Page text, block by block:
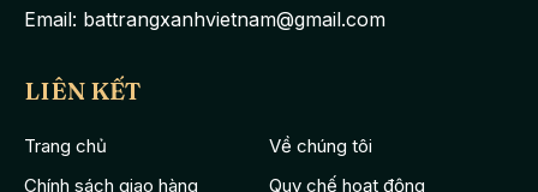
Email: battrangxanhvietnam@gmail.com
LIÊN KẾT
Trang chủ
Về chúng tôi
Chính sách giao hàng
Quy chế hoạt động